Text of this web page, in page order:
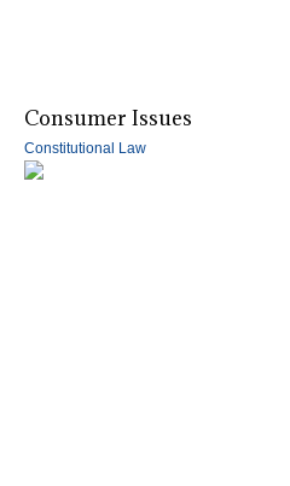
Consumer Issues
Constitutional Law